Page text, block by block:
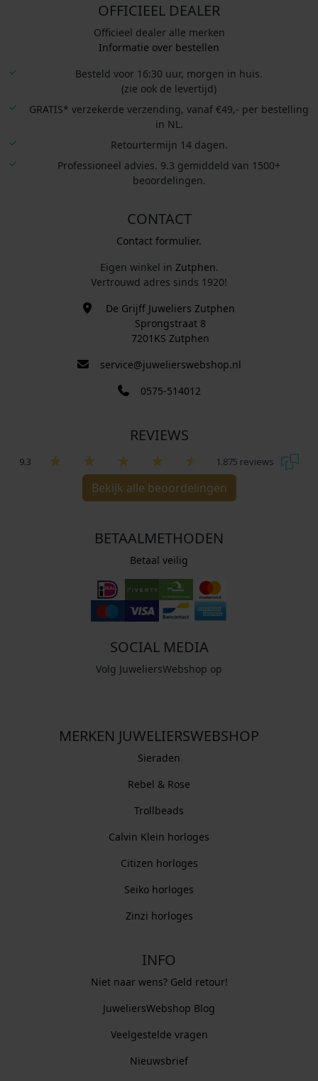
OFFICIEEL DEALER
Officieel dealer alle merken
Informatie over bestellen
Besteld voor 16:30 uur, morgen in huis.
(zie ook de levertijd)
GRATIS* verzekerde verzending, vanaf €49,- per bestelling
in NL.
Retourtermijn 14 dagen.
Professioneel advies. 9.3 gemiddeld van 1500+
beoordelingen.
CONTACT
Contact formulier.
Eigen winkel in Zutphen.
Vertrouwd adres sinds 1920!
De Grijff Juweliers Zutphen
Sprongstraat 8
7201KS Zutphen
service@juwelierswebshop.nl
0575-514012
REVIEWS
9.3 1.875 reviews
Bekijk alle beoordelingen
BETAALMETHODEN
Betaal veilig
SOCIAL MEDIA
Volg JuweliersWebshop op
MERKEN JUWELIERSWEBSHOP
Sieraden
Rebel & Rose
Trollbeads
Calvin Klein horloges
Citizen horloges
Seiko horloges
Zinzi horloges
INFO
Niet naar wens? Geld retour!
JuweliersWebshop Blog
Veelgestelde vragen
Nieuwsbrief